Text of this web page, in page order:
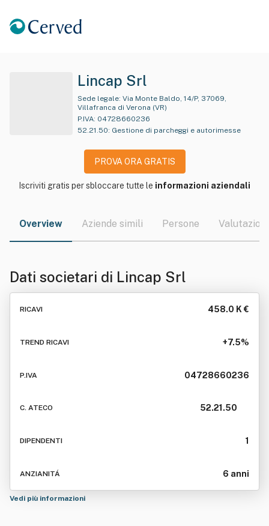
Lincap Srl
Sede legale:
Villafranca di Verona (VR)
P.IVA: 04728660236
52.21.50: Gestione di parcheggi e autorimesse
PROVA ORA GRATIS
Iscriviti gratis per sbloccare tutte le informazioni aziendali
Overview Aziende simili Persone Valutazioni
Dati societari di Lincap Srl
RICAVI 458.0 K €
TREND RICAVI +7.5%
P.IVA 04728660236
C. ATECO 52.21.50
DIPENDENTI 1
ANZIANITÁ 6 anni
Vedi più informazioni